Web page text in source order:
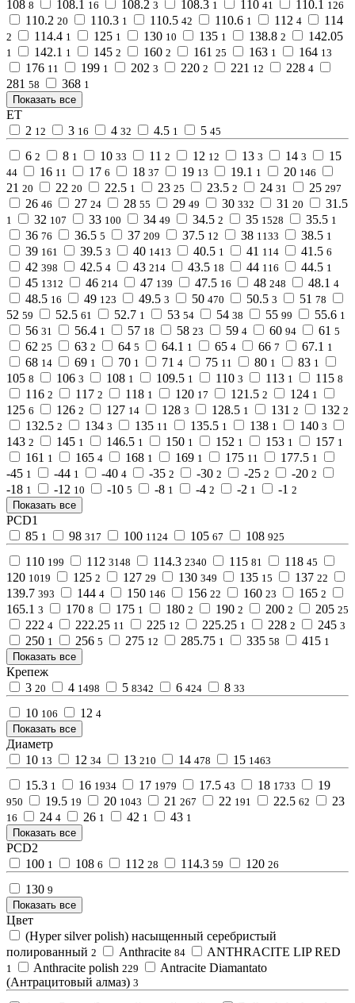
108 8 108.1 16 108.2 3 108.3 1 110 41 110.1 126
110.2 20 110.3 1 110.5 42 110.6 1 112 4 114
2 114.4 1 125 1 130 10 135 1 138.8 2 142.05
1 142.1 1 145 2 160 2 161 25 163 1 164 13
176 11 199 1 202 3 220 2 221 12 228 4
281 58 368 1
Показать все
ET
2 12 3 16 4 32 4.5 1 5 45
6 2 8 1 10 33 11 2 12 12 13 3 14 3 15
44 16 11 17 6 18 37 19 13 19.1 1 20 146
21 20 22 20 22.5 1 23 25 23.5 2 24 31 25 297
26 46 27 24 28 55 29 49 30 332 31 20 31.5
1 32 107 33 100 34 49 34.5 2 35 1528 35.5 1
36 76 36.5 5 37 209 37.5 12 38 1133 38.5 1
39 161 39.5 3 40 1413 40.5 1 41 114 41.5 6
42 398 42.5 4 43 214 43.5 18 44 116 44.5 1
45 1312 46 214 47 139 47.5 16 48 248 48.1 4
48.5 16 49 123 49.5 3 50 470 50.5 3 51 78
52 59 52.5 61 52.7 1 53 54 54 38 55 99 55.6 1
56 31 56.4 1 57 18 58 23 59 4 60 94 61 5
62 25 63 2 64 5 64.1 1 65 4 66 7 67.1 1
68 14 69 1 70 1 71 4 75 11 80 1 83 1
105 8 106 3 108 1 109.5 1 110 3 113 1 115 8
116 2 117 2 118 1 120 17 121.5 2 124 1
125 6 126 2 127 14 128 3 128.5 1 131 2 132 2
132.5 2 134 3 135 11 135.5 1 138 1 140 3
143 2 145 1 146.5 1 150 1 152 1 153 1 157 1
161 1 165 4 168 1 169 1 175 11 177.5 1
-45 1 -44 1 -40 4 -35 2 -30 2 -25 2 -20 2
-18 1 -12 10 -10 5 -8 1 -4 2 -2 1 -1 2
Показать все
PCD1
85 1 98 317 100 1124 105 67 108 925
110 199 112 3148 114.3 2340 115 81 118 45
120 1019 125 2 127 29 130 349 135 15 137 22
139.7 393 144 4 150 146 156 22 160 23 165 2
165.1 3 170 8 175 1 180 2 190 2 200 2 205 25
222 4 222.25 11 225 12 225.25 1 228 2 245 3
250 1 256 5 275 12 285.75 1 335 58 415 1
Показать все
Крепеж
3 20 4 1498 5 8342 6 424 8 33
10 106 12 4
Показать все
Диаметр
10 13 12 34 13 210 14 478 15 1463
15.3 1 16 1934 17 1979 17.5 43 18 1733 19
950 19.5 19 20 1043 21 267 22 191 22.5 62 23
16 24 4 26 1 42 1 43 1
Показать все
PCD2
100 1 108 6 112 28 114.3 59 120 26
130 9
Показать все
Цвет
(Hyper silver polish) насыщенный серебристый
полированный 2 Anthracite 84 ANTHRACITE LIP RED
1 Anthracite polish 229
Antracite Diamantato
(Антрацитовый алмаз) 3